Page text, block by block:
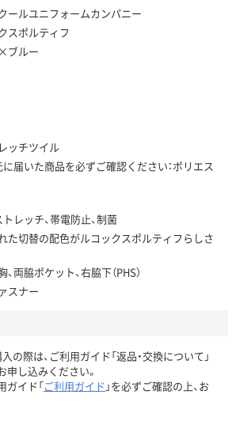
ールユニフォームカンパニー
スポルティフ
ブルー
ッチツイル
いた商品を必ずご確認ください：ポリエス
トレッチ、帯電防止、制菌
た切替の配色がルコックスポルティフらしさ
両脇ポケット、右脇下（PHS）
スナー
の際は、ご利用ガイド「返品・交換について」
申し込みください。
ガイド「ご利用ガイド 」を必ずご確認の上、お